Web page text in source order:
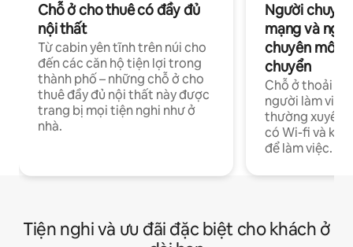
Chỗ ở cho thuê có đầy đủ
nội thất
Từ cabin yên tĩnh trên núi cho
đến các căn hộ tiện lợi trong
thành phố – những chỗ ở cho
thuê đầy đủ nội thất này được
trang bị mọi tiện nghi như ở
nhà.
Người
mạng và
chuyên môn
chuyển
Chỗ ở thoải
người làm việc
thường xuyên
có Wi-fi và
để làm việc.
Tiện nghi và ưu đãi đặc biệt cho khách ở